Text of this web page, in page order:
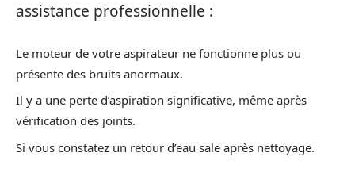
assistance professionnelle :
Le moteur de votre aspirateur ne fonctionne plus ou
présente des bruits anormaux.
Il y a une perte d’aspiration significative, même après
vérification des joints.
Si vous constatez un retour d’eau sale après nettoyage.